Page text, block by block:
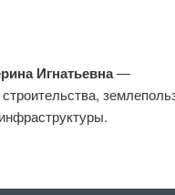
Игнатьевна—